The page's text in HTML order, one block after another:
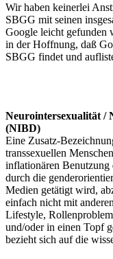
Wir haben keinerlei
SBGG mit seinen
Google leicht gefunden
in der Hoffnung, daß
SBGG findet und
Neurointersexualität /
(NIBD)
Eine Zusatz-
transsexuellen
inflationären
durch die
Medien getätigt wird,
einfach nicht mit
Lifestyle,
und/oder in einen Topf
bezieht sich auf die